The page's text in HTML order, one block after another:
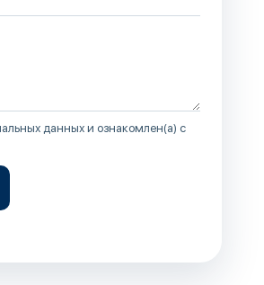
данных и ознакомлен(а) с